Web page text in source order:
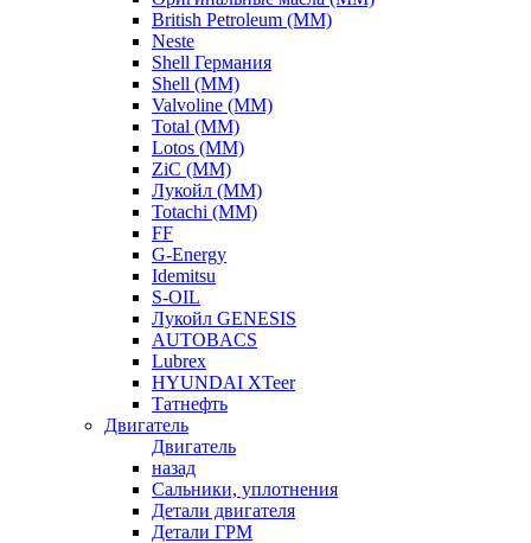
British Petroleum (ММ)
Neste
Shell Германия
Shell (ММ)
Valvoline (ММ)
Total (ММ)
Lotos (ММ)
ZiC (ММ)
Лукойл (ММ)
Totachi (MM)
FF
G-Energy
Idemitsu
S-OIL
Лукойл GENESIS
AUTOBACS
Lubrex
HYUNDAI XTeer
Татнефть
Двигатель
Двигатель
назад
Сальники, уплотнения
Детали двигателя
Детали ГРМ